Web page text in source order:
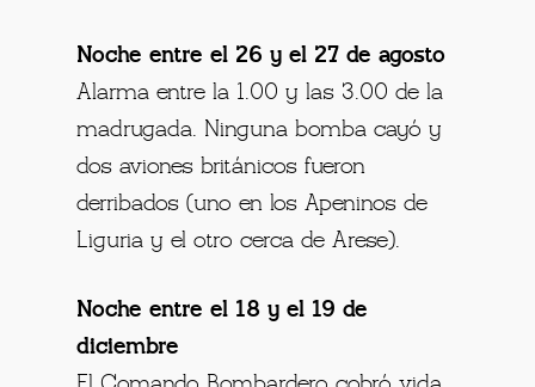
Noche entre el 26 y el 27 de agosto
Alarma entre la 1.00 y las 3.00 de la
madrugada. Ninguna bomba cayó y
dos aviones británicos fueron
derribados (uno en los Apeninos de
Liguria y el otro cerca de Arese).
Noche entre el 18 y el 19 de
diciembre